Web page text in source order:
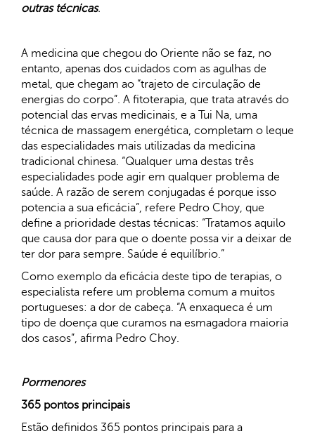
outras técnicas.
A medicina que chegou do Oriente não se faz, no
entanto, apenas dos cuidados com as agulhas de
metal, que chegam ao “trajeto de circulação de
energias do corpo”. A fitoterapia, que trata através do
potencial das ervas medicinais, e a Tui Na, uma
técnica de massagem energética, completam o leque
das especialidades mais utilizadas da medicina
tradicional chinesa. “Qualquer uma destas três
especialidades pode agir em qualquer problema de
saúde. A razão de serem conjugadas é porque isso
potencia a sua eficácia”, refere Pedro Choy, que
define a prioridade destas técnicas: “Tratamos aquilo
que causa dor para que o doente possa vir a deixar de
ter dor para sempre. Saúde é equilíbrio.”
Como exemplo da eficácia deste tipo de terapias, o
especialista refere um problema comum a muitos
portugueses: a dor de cabeça. “A enxaqueca é um
tipo de doença que curamos na esmagadora maioria
dos casos”, afirma Pedro Choy.
Pormenores
365 pontos principais
Estão definidos 365 pontos principais para a